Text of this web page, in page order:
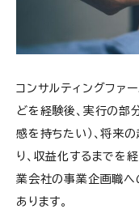
コンサルティングファ
どを経験後、実行の部
感を持ちたい）、将来
り、収益化するまでを
業会社の事業企画職へ
あります。